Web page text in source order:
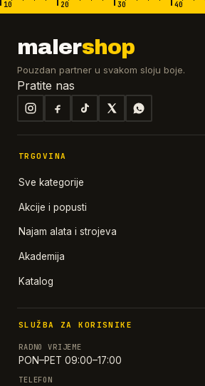
10 20 30 40
malershop
Pouzdan partner u svakom sloju boje.
Pratite nas
TRGOVINA
Sve kategorije
Akcije i popusti
Najam alata i strojeva
Akademija
Katalog
SLUŽBA ZA KORISNIKE
RADNO VRIJEME
PON–PET 09:00–17:00
TELEFON